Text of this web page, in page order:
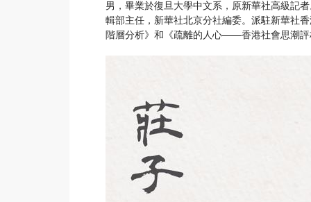
男，畢業於復旦大學中文系，原新華社高級記
輯部主任，新華社北京分社編委。派駐新華社
階層分析》和《疏離的人心——香港社會思潮